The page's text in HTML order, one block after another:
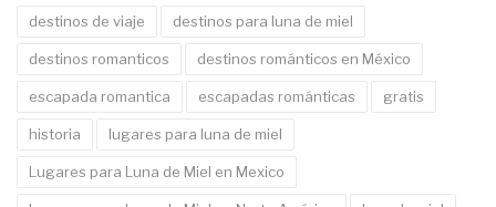
destinos de viaje destinos para luna de miel
destinos romanticos destinos románticos en México
escapada romantica escapadas románticas gratis
historia lugares para luna de miel
Lugares para Luna de Miel en Mexico